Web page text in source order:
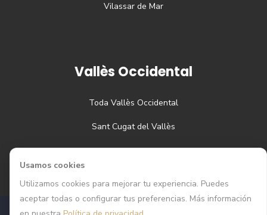
Vilassar de Mar
Vallès Occidental
Toda Vallès Occidental
Sant Cugat del Vallès
Usamos cookies
Utilizamos cookies para mejorar tu experiencia. Puedes
aceptar todas o configurar tus preferencias. Más información